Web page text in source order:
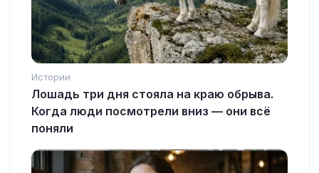
Истории
Лошадь три дня стояла на краю обрыва.
Когда люди посмотрели вниз — они всё
поняли